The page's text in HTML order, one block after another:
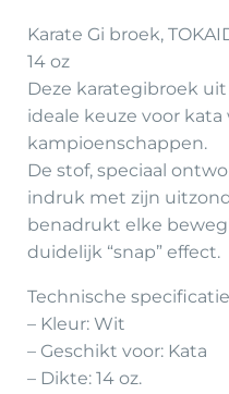
Karate Gi broek,
14 oz
Deze karategibroek
ideale keuze voor
kampioenschappen.
De stof, speciaal
indruk met zijn
benadrukt elke
duidelijk “snap” effect.
Technische
– Kleur: Wit
– Geschikt voor: Kata
– Dikte: 14 oz.